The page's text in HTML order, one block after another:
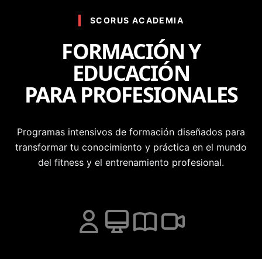
SCORUS ACADEMIA
FORMACIÓN Y
EDUCACIÓN
PARA PROFESIONALES
Programas intensivos de formación diseñados para
transformar tu conocimiento y práctica en el mundo
del fitness y el entrenamiento profesional.